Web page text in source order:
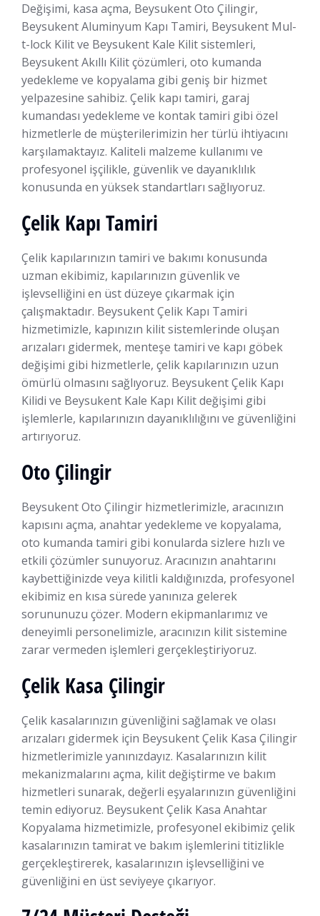
Değişimi, kasa açma, Beysukent Oto Çilingir,
Beysukent Aluminyum Kapı Tamiri, Beysukent Mul-
t-lock Kilit ve Beysukent Kale Kilit sistemleri,
Beysukent Akıllı Kilit çözümleri, oto kumanda
yedekleme ve kopyalama gibi geniş bir hizmet
yelpazesine sahibiz. Çelik kapı tamiri, garaj
kumandası yedekleme ve kontak tamiri gibi özel
hizmetlerle de müşterilerimizin her türlü ihtiyacını
karşılamaktayız. Kaliteli malzeme kullanımı ve
profesyonel işçilikle, güvenlik ve dayanıklılık
konusunda en yüksek standartları sağlıyoruz.
Çelik Kapı Tamiri
Çelik kapılarınızın tamiri ve bakımı konusunda
uzman ekibimiz, kapılarınızın güvenlik ve
işlevselliğini en üst düzeye çıkarmak için
çalışmaktadır. Beysukent Çelik Kapı Tamiri
hizmetimizle, kapınızın kilit sistemlerinde oluşan
arızaları gidermek, menteşe tamiri ve kapı göbek
değişimi gibi hizmetlerle, çelik kapılarınızın uzun
ömürlü olmasını sağlıyoruz. Beysukent Çelik Kapı
Kilidi ve Beysukent Kale Kapı Kilit değişimi gibi
işlemlerle, kapılarınızın dayanıklılığını ve güvenliğini
artırıyoruz.
Oto Çilingir
Beysukent Oto Çilingir hizmetlerimizle, aracınızın
kapısını açma, anahtar yedekleme ve kopyalama,
oto kumanda tamiri gibi konularda sizlere hızlı ve
etkili çözümler sunuyoruz. Aracınızın anahtarını
kaybettiğinizde veya kilitli kaldığınızda, profesyonel
ekibimiz en kısa sürede yanınıza gelerek
sorununuzu çözer. Modern ekipmanlarımız ve
deneyimli personelimizle, aracınızın kilit sistemine
zarar vermeden işlemleri gerçekleştiriyoruz.
Çelik Kasa Çilingir
Çelik kasalarınızın güvenliğini sağlamak ve olası
arızaları gidermek için Beysukent Çelik Kasa Çilingir
hizmetlerimizle yanınızdayız. Kasalarınızın kilit
mekanizmalarını açma, kilit değiştirme ve bakım
hizmetleri sunarak, değerli eşyalarınızın güvenliğini
temin ediyoruz. Beysukent Çelik Kasa Anahtar
Kopyalama hizmetimizle, profesyonel ekibimiz çelik
kasalarınızın tamirat ve bakım işlemlerini titizlikle
gerçekleştirerek, kasalarınızın işlevselliğini ve
güvenliğini en üst seviyeye çıkarıyor.